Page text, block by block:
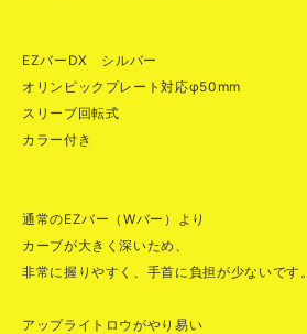
EZバーDX シルバー
オリンピックプレート対応φ50mm
スリーブ回転式
カラー付き
通常のEZバー（Wバー）より
カーブが大きく深いため、
非常に握りやすく、手首に負担が少ないです。
アップライトロウがやり易い